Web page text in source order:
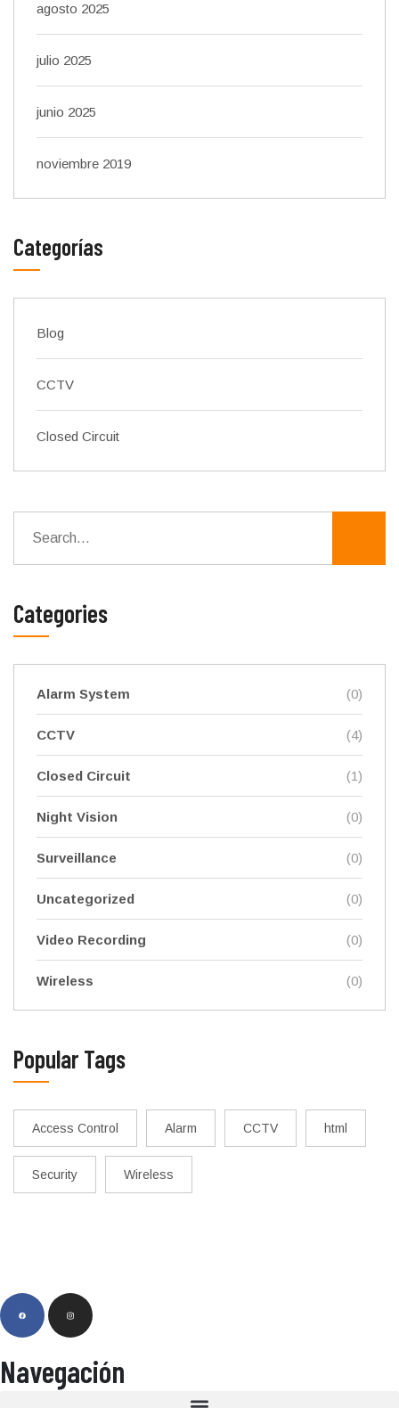
agosto 2025
julio 2025
junio 2025
noviembre 2019
Categorías
Blog
CCTV
Closed Circuit
Categories
Alarm System (0)
CCTV (4)
Closed Circuit (1)
Night Vision (0)
Surveillance (0)
Uncategorized (0)
Video Recording (0)
Wireless (0)
Popular Tags
Access Control Alarm CCTV html
Security Wireless
Navegación